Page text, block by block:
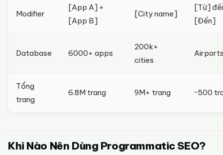
Modifier
[App A] +
[App B]
[City name]
[Từ]
[Đến]
Database 6000+ apps
200k+
cities
Tổng
trang
6.8M trang 9M+ trang ~500
Khi Nào Nên Dùng Programmatic SEO?